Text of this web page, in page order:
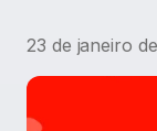
23 de janeiro